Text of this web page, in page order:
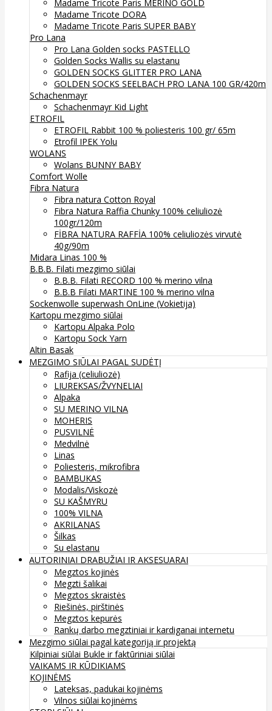
Madame Tricote Paris MERINO GOLD
Madame Tricote DORA
Madame Tricote Paris SUPER BABY
Pro Lana
Pro Lana Golden socks PASTELLO
Golden Socks Wallis su elastanu
GOLDEN SOCKS GLITTER PRO LANA
GOLDEN SOCKS SEELBACH PRO LANA 100 GR/420m
Schachenmayr
Schachenmayr Kid Light
ETROFIL
ETROFIL Rabbit 100 % poliesteris 100 gr/ 65m
Etrofil IPEK Yolu
WOLANS
Wolans BUNNY BABY
Comfort Wolle
Fibra Natura
Fibra natura Cotton Royal
Fibra Natura Raffia Chunky 100% celiuliozė
100gr/120m
FİBRA NATURA RAFFİA 100% celiuliozės virvutė
40g/90m
Midara Linas 100 %
B.B.B. Filati mezgimo siūlai
B.B.B. Filati RECORD 100 % merino vilna
B.B.B Filati MARTINE 100 % merino vilna
Sockenwolle superwash OnLine (Vokietija)
Kartopu mezgimo siūlai
Kartopu Alpaka Polo
Kartopu Sock Yarn
Altin Basak
MEZGIMO SIŪLAI PAGAL SUDĖTĮ
Rafija (celiuliozė)
LIUREKSAS/ŽVYNELIAI
Alpaka
SU MERINO VILNA
MOHERIS
PUSVILNĖ
Medvilnė
Linas
Poliesteris, mikrofibra
BAMBUKAS
Modalis/Viskozė
SU KAŠMYRU
100% VILNA
AKRILANAS
Šilkas
Su elastanu
AUTORINIAI DRABUŽIAI IR AKSESUARAI
Megztos kojinės
Megzti šalikai
Megztos skraistės
Riešinės, pirštinės
Megztos kepurės
Rankų darbo megztiniai ir kardiganai internetu
Mezgimo siūlai pagal kategoriją ir projektą
Kilpiniai siūlai Bukle ir faktūriniai siūlai
VAIKAMS IR KŪDIKIAMS
KOJINĖMS
Lateksas, padukai kojinėms
Vilnos siūlai kojinėms